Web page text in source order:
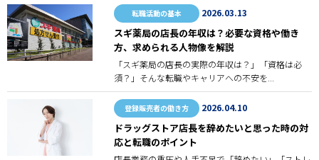
転職活動の基本 2026.03.13
スギ薬局の店長の年収は？必要な資格や働き
方、求められる人物像を解説
「スギ薬局の店長の実際の年収は？」「資格は必
須？」そんな転職やキャリアへの不安を...
登録販売者の働き方 2026.04.10
ドラッグストア店長を辞めたいと思った時の対
応と転職のポイント